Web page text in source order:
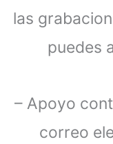
las
puedes
– Apoyo
correo